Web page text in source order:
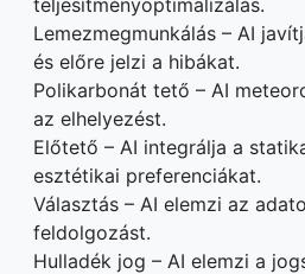
teljesítményoptimalizálás.
Lemezmegmunkálás – AI
és előre jelzi a hibákat.
Polikarbonát tető – AI
az elhelyezést.
Előtető – AI integrálja a
esztétikai preferenciákat.
Választás – AI elemzi az
feldolgozást.
Hulladék jog – AI elemzi a